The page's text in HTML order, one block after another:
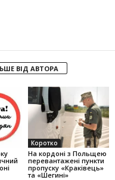
ВІД АВТОРА
Коротко
На кордоні з Польщею
перевантажені пункти
пропуску «Краківець»
та «Шегині»